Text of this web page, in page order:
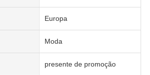
Europa
Moda
presente de promoção